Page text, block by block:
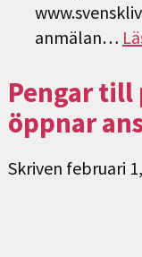
anmälan…
Pengar till
öppnar
Skriven februari